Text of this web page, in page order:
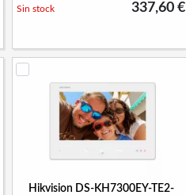
337,60 €
Sin stock
Hikvision DS-KH7300EY-TE2-